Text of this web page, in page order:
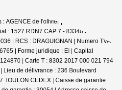
AGENCE de l'olivier | Raison sociale : D
: 1527 RDN7 CAP 7 - 83340 Le Cannet-
| RCS : DRAGUIGNAN | Numero TVA
| Forme juridique : EI | Capital
| Carte T : 8302 2017 000 021 794
Lieu de délivrance : 236 Boulevard
TOULON CEDEX | Caisse de garantie